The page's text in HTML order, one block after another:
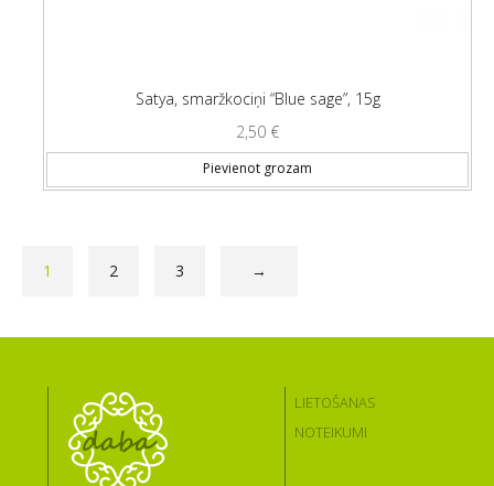
Satya, smaržkociņi “Blue sage”, 15g
2,50 €
Pievienot grozam
1 2 3 →
LIETOŠANAS
NOTEIKUMI